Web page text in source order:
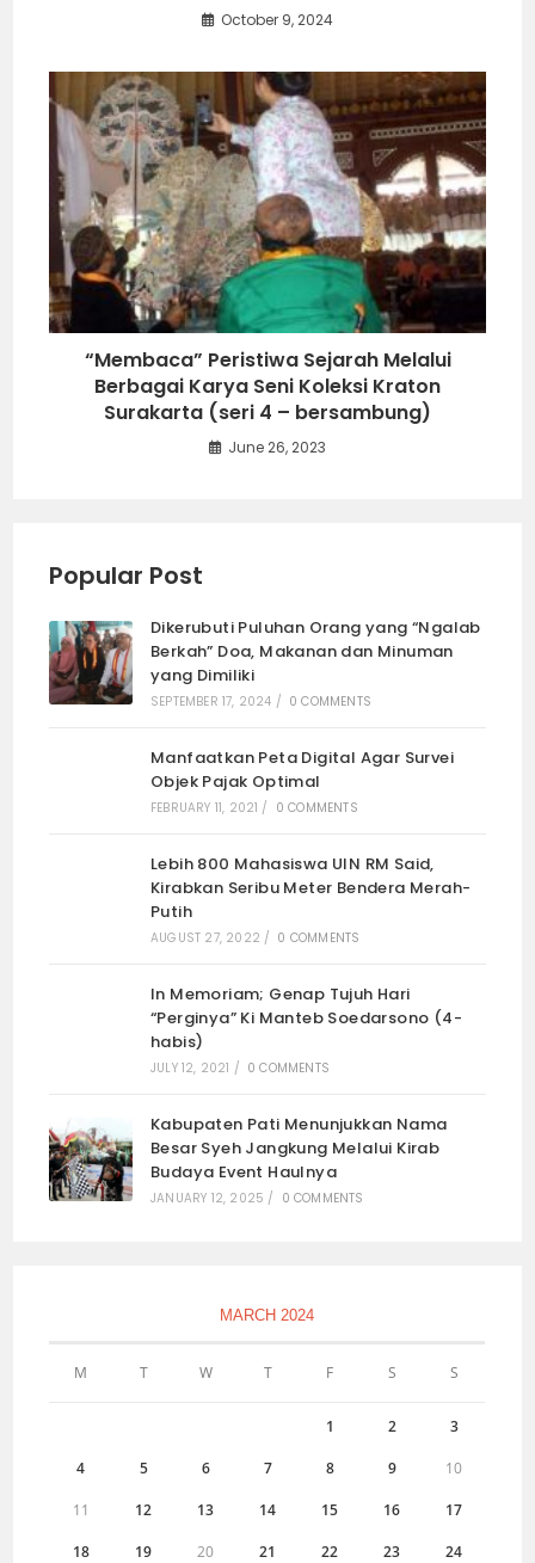
October 9, 2024
“Membaca” Peristiwa Sejarah Melalui
Berbagai Karya Seni Koleksi Kraton
Surakarta (seri 4 – bersambung)
June 26, 2023
Popular Post
Dikerubuti Puluhan Orang yang “Ngalab
Berkah” Doa, Makanan dan Minuman
yang Dimiliki
SEPTEMBER 17, 2024 / 0 COMMENTS
Manfaatkan Peta Digital Agar Survei
Objek Pajak Optimal
FEBRUARY 11, 2021 / 0 COMMENTS
Lebih 800 Mahasiswa UIN RM Said,
Kirabkan Seribu Meter Bendera Merah-
Putih
AUGUST 27, 2022 / 0 COMMENTS
In Memoriam; Genap Tujuh Hari
“Perginya” Ki Manteb Soedarsono (4-
habis)
JULY 12, 2021 / 0 COMMENTS
Kabupaten Pati Menunjukkan Nama
Besar Syeh Jangkung Melalui Kirab
Budaya Event Haulnya
JANUARY 12, 2025 / 0 COMMENTS
MARCH 2024
M T W T F S S
1 2 3
4 5 6 7 8 9 10
11 12 13 14 15 16 17
18 19 20 21 22 23 24